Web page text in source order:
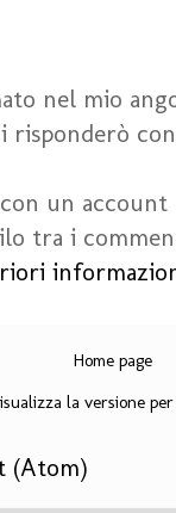
nel mio
un account
tra i
Home page
la versione
(Atom)